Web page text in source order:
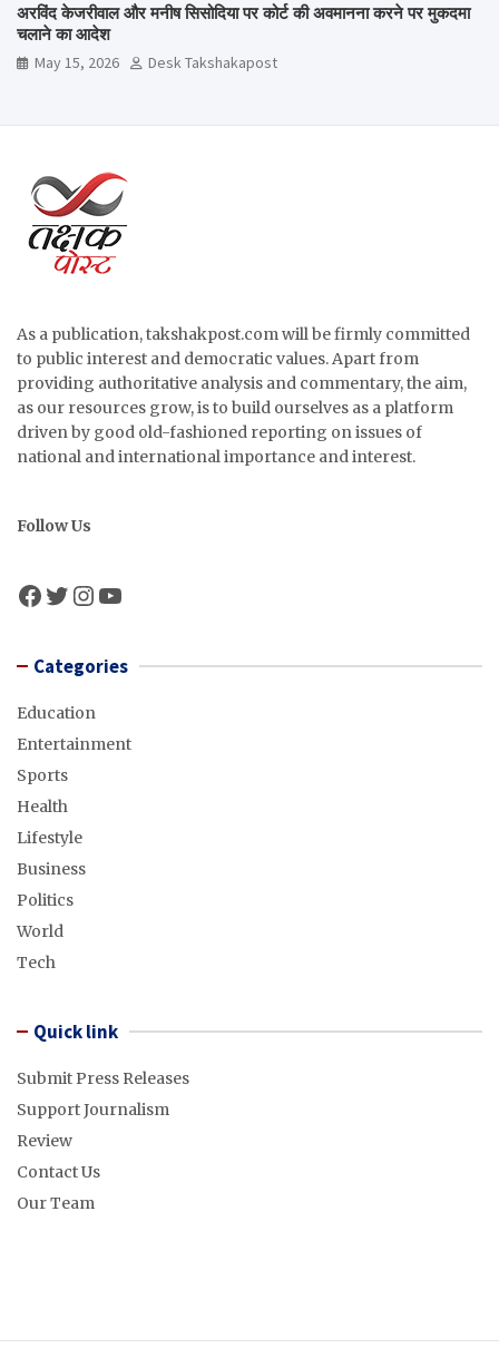
अरविंद केजरीवाल और मनीष सिसोदिया पर कोर्ट की अवमानना करने पर मुकदमा
चलाने का आदेश
May 15, 2026 Desk Takshakapost
As a publication, takshakpost.com will be firmly committed
to public interest and democratic values. Apart from
providing authoritative analysis and commentary, the aim,
as our resources grow, is to build ourselves as a platform
driven by good old-fashioned reporting on issues of
national and international importance and interest.
Follow Us
Facebook
Twitter
Instagram
YouTube
Categories
Education
Entertainment
Sports
Health
Lifestyle
Business
Politics
World
Tech
Quick link
Submit Press Releases
Support Journalism
Review
Contact Us
Our Team